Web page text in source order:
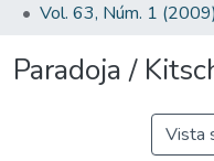
Paradoja /
Vista